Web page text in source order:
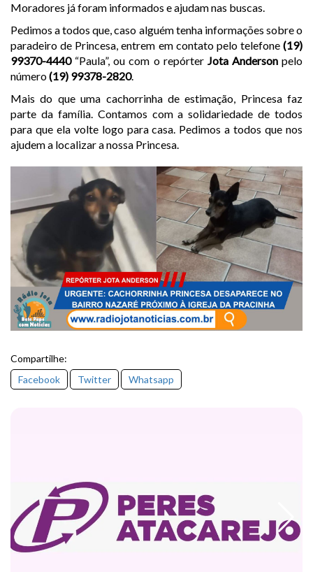
Moradores já foram informados e ajudam nas buscas.
Pedimos a todos que, caso alguém tenha informações sobre o
paradeiro de Princesa, entrem em contato pelo telefone (19)
99370-4440“Paula”, ou com o repórter Jota Andersonpelo
número(19) 99378-2820.
Mais do que uma cachorrinha de estimação, Princesa faz
parte da família. Contamos com a solidariedade de todos
para que ela volte logo para casa. Pedimos a todos que nos
ajudem a localizar a nossa Princesa.
Compartilhe:
Facebook
Twitter Whatsapp